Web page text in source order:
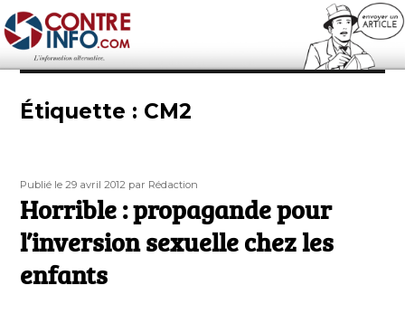
Contre-Info
Étiquette : CM2
Publié
le
Publié le 29 avril 2012 Auteur
par Rédaction
Horrible : propagande pour
l’inversion sexuelle chez les
enfants